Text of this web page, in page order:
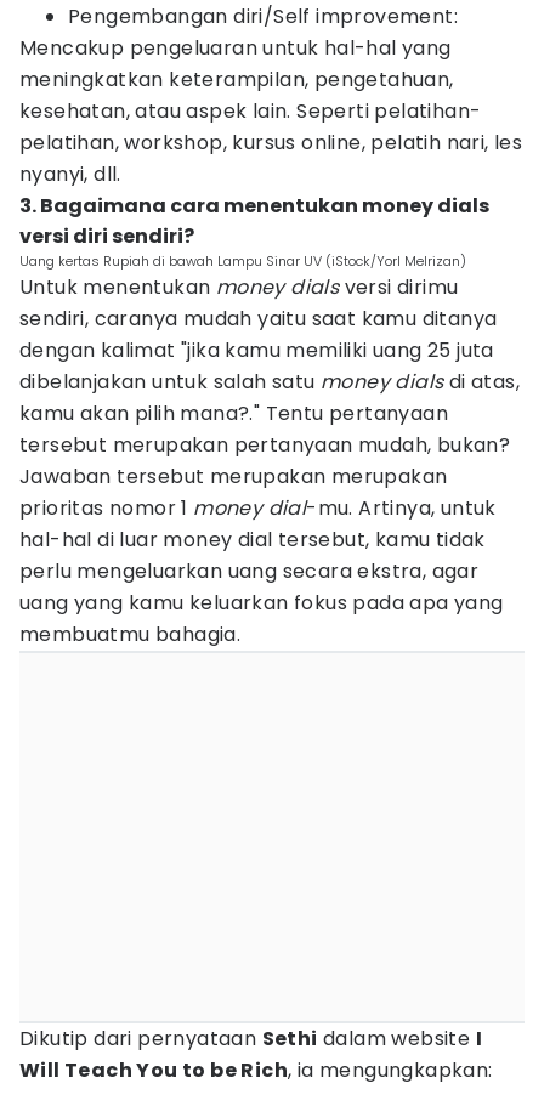
Pengembangan diri/Self improvement:
Mencakup pengeluaran untuk hal-hal yang
meningkatkan keterampilan, pengetahuan,
kesehatan, atau aspek lain. Seperti pelatihan-
pelatihan, workshop, kursus online, pelatih nari, les
nyanyi, dll.
3. Bagaimana cara menentukan money dials
versi diri sendiri?
Uang kertas Rupiah di bawah Lampu Sinar UV (iStock/Yorl Melrizan)
Untuk menentukan money dialsversi dirimu
sendiri, caranya mudah yaitu saat kamu ditanya
dengan kalimat "jika kamu memiliki uang 25 juta
dibelanjakan untuk salah satu money dialsdi atas,
kamu akan pilih mana?." Tentu pertanyaan
tersebut merupakan pertanyaan mudah, bukan?
Jawaban tersebut merupakan merupakan
prioritas nomor 1 money dial-mu. Artinya, untuk
hal-hal di luar money dial tersebut, kamu tidak
perlu mengeluarkan uang secara ekstra, agar
uang yang kamu keluarkan fokus pada apa yang
membuatmu bahagia.
Dikutip dari pernyataan Sethi dalam website I
Will Teach You to be Rich, ia mengungkapkan: